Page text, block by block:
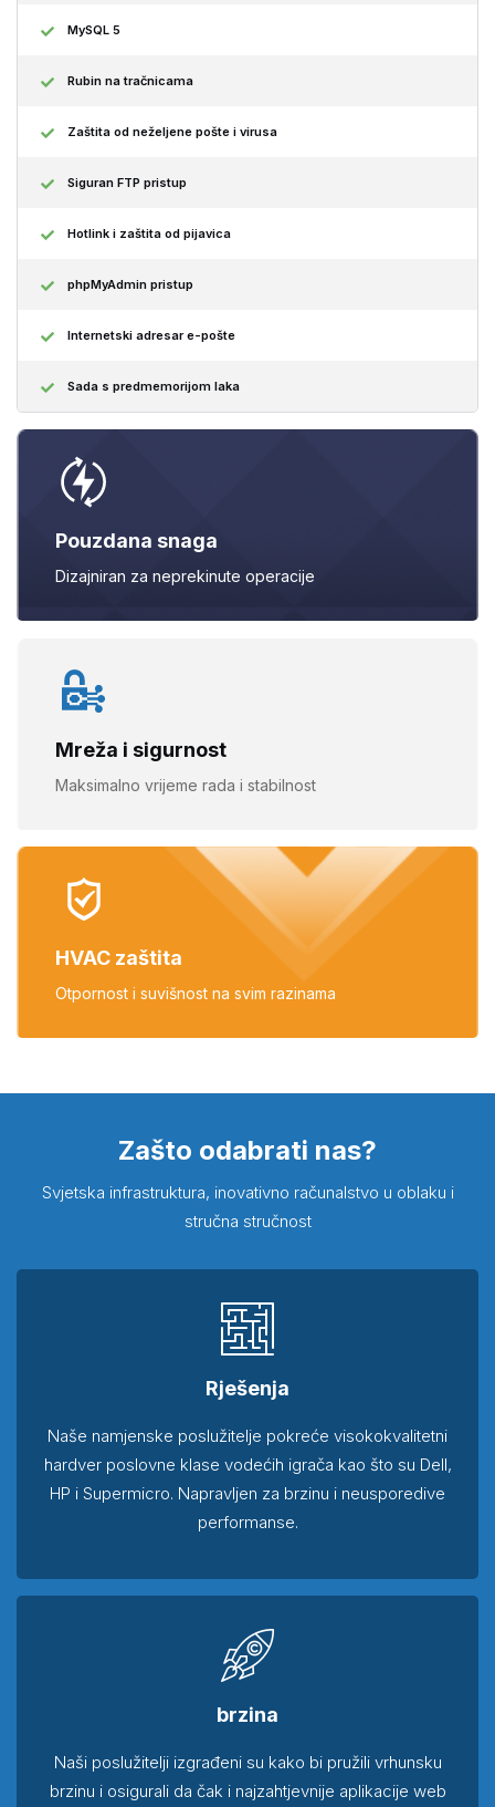
MySQL 5
Rubin na tračnicama
Zaštita od neželjene pošte i virusa
Siguran FTP pristup
Hotlink i zaštita od pijavica
phpMyAdmin pristup
Internetski adresar e-pošte
Sada s predmemorijom laka
Pouzdana snaga
Dizajniran za neprekinute operacije
Mreža i sigurnost
Maksimalno vrijeme rada i stabilnost
HVAC zaštita
Otpornost i suvišnost na svim razinama
Zašto odabrati nas?
Svjetska infrastruktura, inovativno računalstvo u oblaku i
stručna stručnost
Rješenja
Naše namjenske poslužitelje pokreće visokokvalitetni
hardver poslovne klase vodećih igrača kao što su Dell,
HP i Supermicro. Napravljen za brzinu i neusporedive
performanse.
brzina
Naši poslužitelji izgrađeni su kako bi pružili vrhunsku
brzinu i osigurali da čak i najzahtjevnije aplikacije web